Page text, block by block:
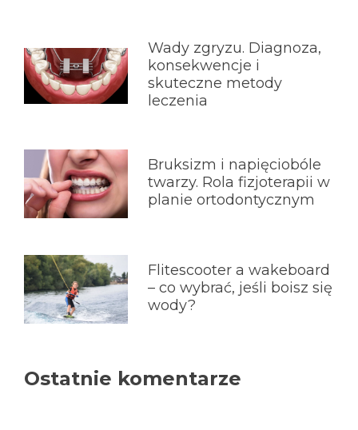
Wady zgryzu. Diagnoza,
konsekwencje i
skuteczne metody
leczenia
Bruksizm i napięciobóle
twarzy. Rola fizjoterapii w
planie ortodontycznym
Flitescooter a wakeboard
– co wybrać, jeśli boisz się
wody?
Ostatnie komentarze